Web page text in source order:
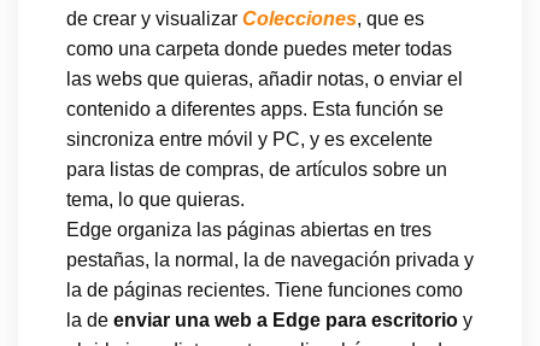
de crear y visualizar Colecciones, que es
como una carpeta donde puedes meter todas
las webs que quieras, añadir notas, o enviar el
contenido a diferentes apps. Esta función se
sincroniza entre móvil y PC, y es excelente
para listas de compras, de artículos sobre un
tema, lo que quieras.
Edge organiza las páginas abiertas en tres
pestañas, la normal, la de navegación privada y
la de páginas recientes. Tiene funciones como
la de enviar una web a Edge para escritorio y